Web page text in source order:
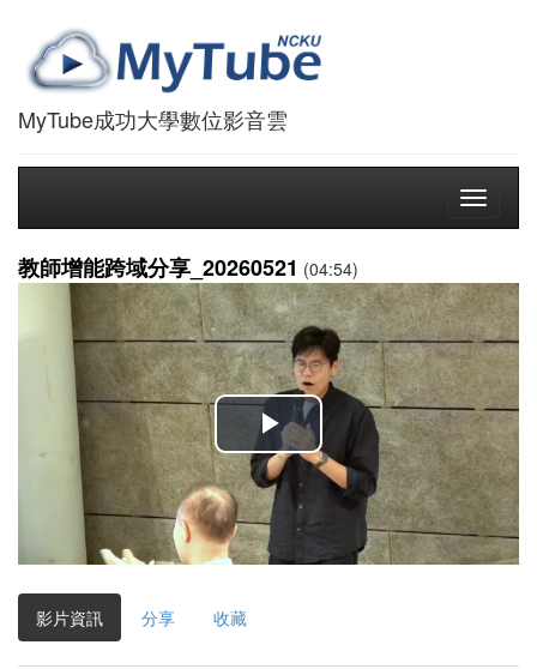
MyTube成功大學數位影音雲
Toggle
教師增能跨域分享_20260521 (04:54)
播
放
影
影片資訊 分享 收藏